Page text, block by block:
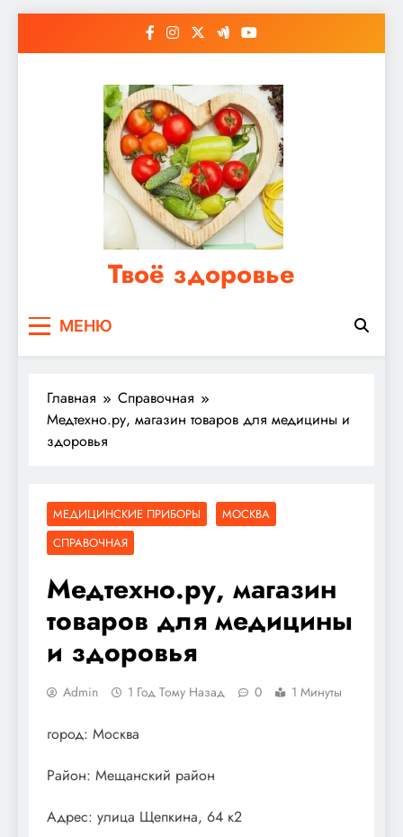
Твоё здоровье
мужском здоровье
МЕНЮ
Главная
Справочная
Медтехно.ру, магазин товаров для медицины и
здоровья
МЕДИЦИНСКИЕ ПРИБОРЫ
МОСКВА
СПРАВОЧНАЯ
Медтехно.ру, магазин
товаров для медицины
и здоровья
Admin 1 Год Тому Назад 0 1 Минуты
город: Москва
Район: Мещанский район
Адрес: улица Щепкина, 64 к2